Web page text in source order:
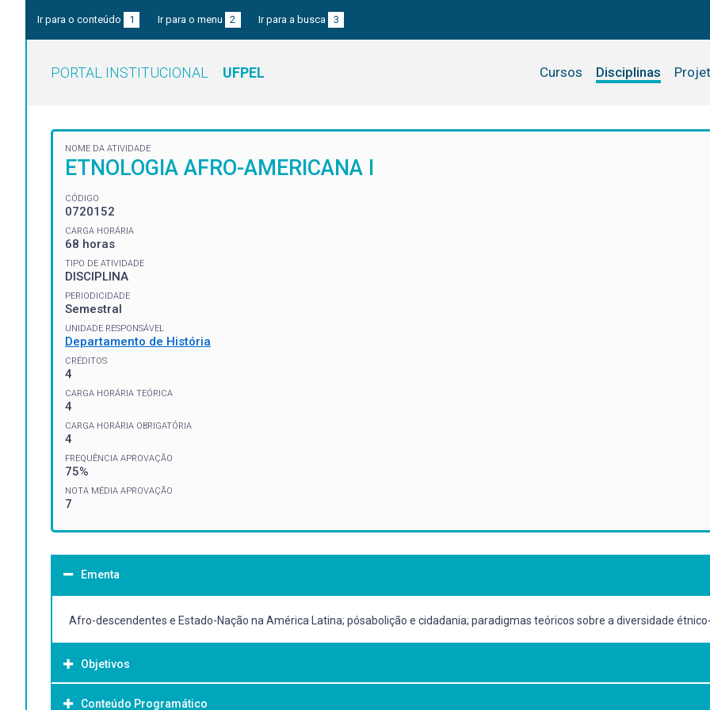
Ir para o conteúdo 1 Ir para o menu 2 Ir para a busca 3
PORTAL INSTITUCIONAL UFPEL Cursos Disciplinas
NOME DA ATIVIDADE
ETNOLOGIA AFRO-AMERICANA I
CÓDIGO
0720152
CARGA HORÁRIA
68 horas
TIPO DE ATIVIDADE
DISCIPLINA
PERIODICIDADE
Semestral
UNIDADE RESPONSÁVEL
Departamento de História
CRÉDITOS
4
CARGA HORÁRIA TEÓRICA
4
CARGA HORÁRIA OBRIGATÓRIA
4
FREQUÊNCIA APROVAÇÃO
75%
NOTA MÉDIA APROVAÇÃO
7
Ementa
Afro-descendentes e Estado-Nação na América Latina; pósabolição e cidadania; paradigmas teóricos sobre a diversidade
Objetivos
Conteúdo Programático